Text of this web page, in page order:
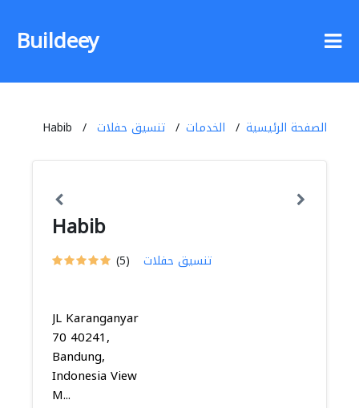
Buildeey
الصفحة الرئيسية الخدمات تنسيق حفلات Habib
Habib
(5) تنسيق حفلات
JL Karanganyar
70 40241,
Bandung,
Indonesia View
M...